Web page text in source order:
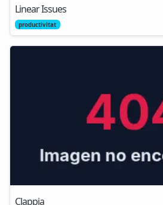
Linear Issues
productivitat
Clappia